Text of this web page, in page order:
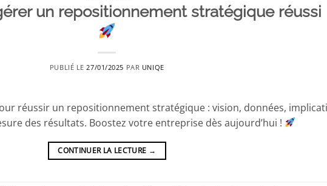
un repositionnement stratégique réussi
PUBLIÉ LE 27/01/2025 PAR UNIQE
réussir un repositionnement stratégique : vision, données,
des résultats. Boostez votre entreprise dès aujourd’hui !
CONTINUER LA LECTURE →